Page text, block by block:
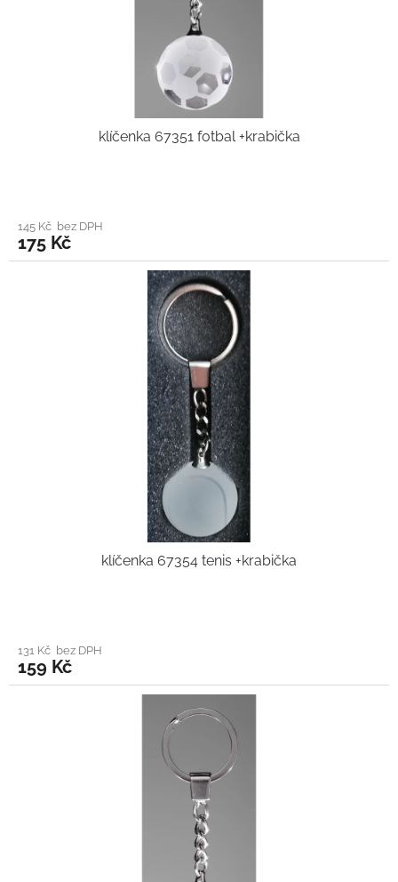
klíčenka 67351 fotbal +krabička
145 Kč bez DPH
175 Kč
klíčenka 67354 tenis +krabička
131 Kč bez DPH
159 Kč